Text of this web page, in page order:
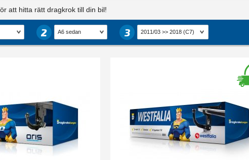
att hitta rätt dragkrok till din bil!
2 3